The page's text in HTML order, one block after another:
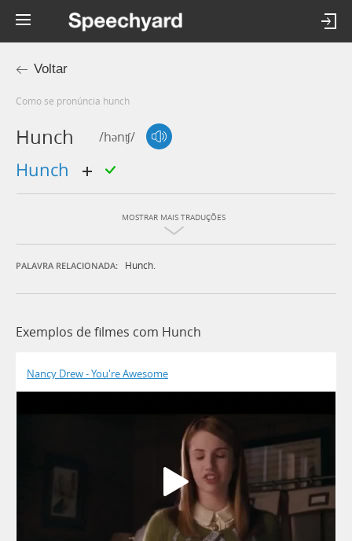
Voltar
Como se pronúncia hunch
Hunch /hənʧ/
hunch
MOSTRAR MAIS TRADUÇÕES
PALAVRA RELACIONADA: Hunch.
Exemplos de filmes com Hunch
Nancy Drew - You're Awesome